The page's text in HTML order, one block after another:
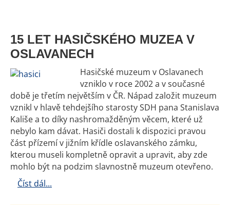
15 LET HASIČSKÉHO MUZEA V
OSLAVANECH
Hasičské muzeum v Oslavanech
vzniklo v roce 2002 a v současné
době je třetím největším v ČR. Nápad založit muzeum
vznikl v hlavě tehdejšího starosty SDH pana Stanislava
Kališe a to díky nashromažděným věcem, které už
nebylo kam dávat. Hasiči dostali k dispozici pravou
část přízemí v jižním křídle oslavanského zámku,
kterou museli kompletně opravit a upravit, aby zde
mohlo být na podzim slavnostně muzeum otevřeno.
Číst dál...